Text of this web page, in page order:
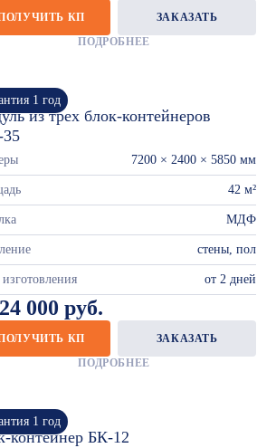
КП
ЗАКАЗАТЬ
ПОДРОБНЕЕ
1 год
из трех блок-контейнеров
7200 × 2400 × 5850 мм
42 м²
МДФ
стены, пол
от 2 дней
000 руб.
КП
ЗАКАЗАТЬ
ПОДРОБНЕЕ
1 год
контейнер БК-12